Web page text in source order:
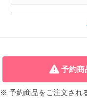
予約商
※ 予約商品をご注文され